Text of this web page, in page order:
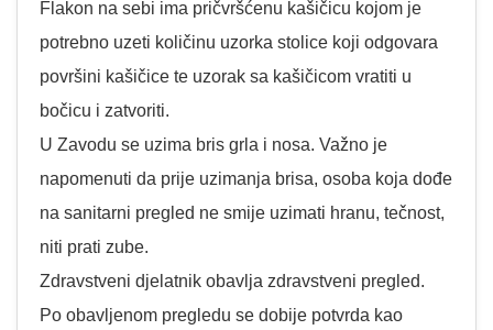
Flakon na sebi ima pričvršćenu kašičicu kojom je
potrebno uzeti količinu uzorka stolice koji odgovara
površini kašičice te uzorak sa kašičicom vratiti u
bočicu i zatvoriti.
U Zavodu se uzima bris grla i nosa. Važno je
napomenuti da prije uzimanja brisa, osoba koja dođe
na sanitarni pregled ne smije uzimati hranu, tečnost,
niti prati zube.
Zdravstveni djelatnik obavlja zdravstveni pregled.
Po obavljenom pregledu se dobije potvrda kao